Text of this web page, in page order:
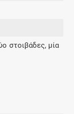
στοιβάδες, μία